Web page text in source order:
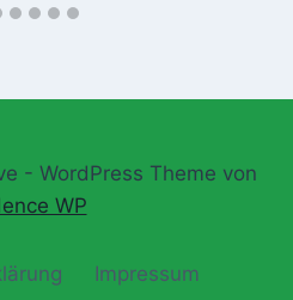
- WordPress Theme von
WP
Impressum